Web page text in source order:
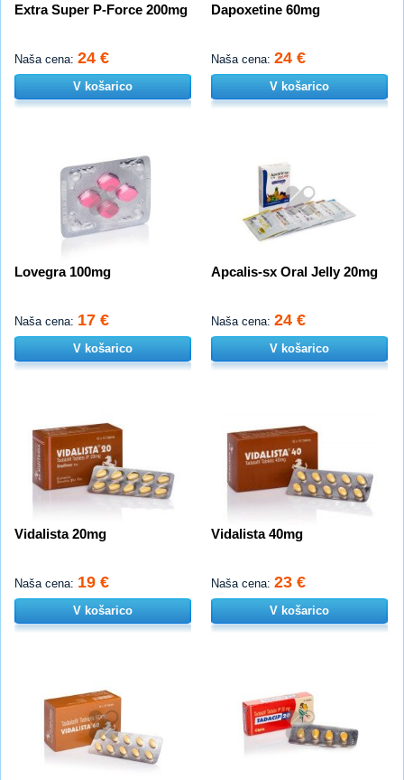
Extra Super P-Force 200mg
Naša cena: 24 €
V košarico
Dapoxetine 60mg
Naša cena: 24 €
V košarico
Lovegra 100mg
Naša cena: 17 €
V košarico
Apcalis-sx Oral Jelly 20mg
Naša cena: 24 €
V košarico
Vidalista 20mg
Naša cena: 19 €
V košarico
Vidalista 40mg
Naša cena: 23 €
V košarico